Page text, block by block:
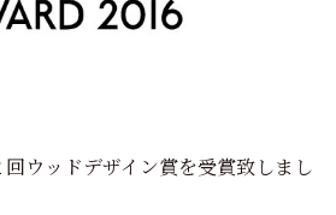
ウッドデザイン賞を受賞致しまし